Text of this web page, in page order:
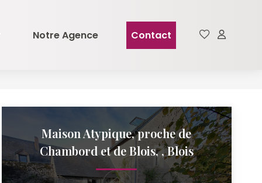
Notre Agence Contact
Maison Atypique, proche de
Chambord et de Blois,,Blois